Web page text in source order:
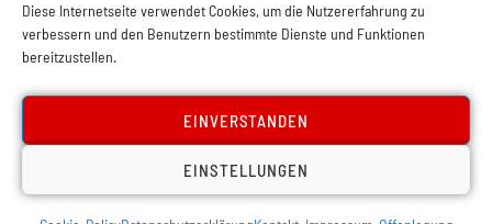
Diese Internetseite verwendet Cookies, um die Nutzererfahrung zu
verbessern und den Benutzern bestimmte Dienste und Funktionen
bereitzustellen.
EINVERSTANDEN
EINSTELLUNGEN